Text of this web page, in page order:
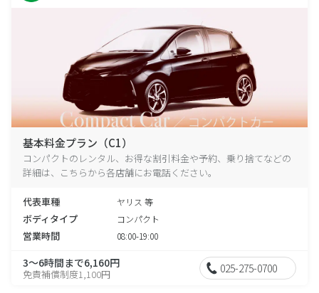
基本料金プラン（C1）
コンパクトのレンタル、お得な割引料金や予約、乗り捨てなどの
詳細は、こちらから各店舗にお電話ください。
代表車種 ヤリス 等
ボディタイプ コンパクト
営業時間 08:00-19:00
3～6時間まで6,160円
免責補償制度1,100円 025-275-0700